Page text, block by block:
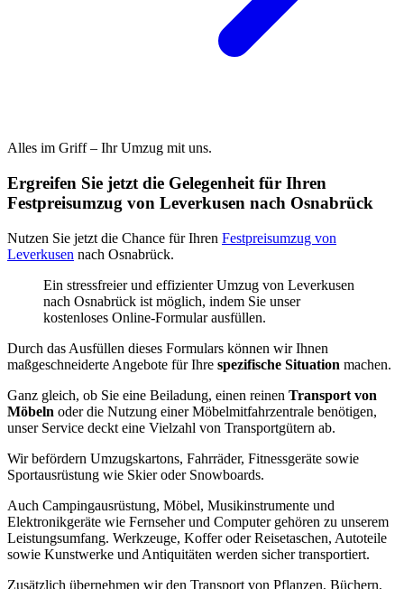
Alles im Griff – Ihr Umzug mit uns.
Ergreifen Sie jetzt die Gelegenheit für Ihren
Festpreisumzug von Leverkusen nach Osnabrück
Nutzen Sie jetzt die Chance für Ihren Festpreisumzug von
Leverkusen nach Osnabrück.
Ein stressfreier und effizienter Umzug von Leverkusen
nach Osnabrück ist möglich, indem Sie unser
kostenloses Online-Formular ausfüllen.
Durch das Ausfüllen dieses Formulars können wir Ihnen
maßgeschneiderte Angebote für Ihre spezifische Situation machen.
Ganz gleich, ob Sie eine Beiladung, einen reinen Transport von
Möbeln oder die Nutzung einer Möbelmitfahrzentrale benötigen,
unser Service deckt eine Vielzahl von Transportgütern ab.
Wir befördern Umzugskartons, Fahrräder, Fitnessgeräte sowie
Sportausrüstung wie Skier oder Snowboards.
Auch Campingausrüstung, Möbel, Musikinstrumente und
Elektronikgeräte wie Fernseher und Computer gehören zu unserem
Leistungsumfang. Werkzeuge, Koffer oder Reisetaschen, Autoteile
sowie Kunstwerke und Antiquitäten werden sicher transportiert.
Zusätzlich übernehmen wir den Transport von Pflanzen, Büchern,